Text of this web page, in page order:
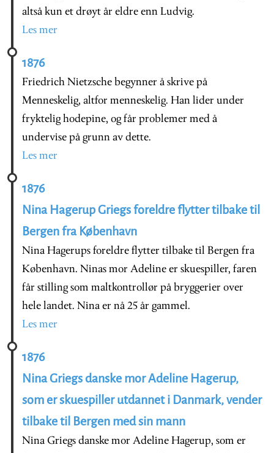
altså kun et drøyt år eldre enn Ludvig.
Les mer
1876
Friedrich Nietzsche begynner å skrive på
Menneskelig, altfor menneskelig. Han lider under
fryktelig hodepine, og får problemer med å
undervise på grunn av dette.
Les mer
1876
Nina Hagerup Griegs foreldre flytter tilbake til
Bergen fra København
Nina Hagerups foreldre flytter tilbake til Bergen fra
København. Ninas mor Adeline er skuespiller, faren
får stilling som maltkontrollør på bryggerier over
hele landet. Nina er nå 25 år gammel.
Les mer
1876
Nina Griegs danske mor Adeline Hagerup,
som er skuespiller utdannet i Danmark, vender
tilbake til Bergen med sin mann
Nina Griegs danske mor Adeline Hagerup, som er